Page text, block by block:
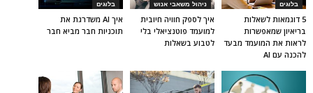
בלוגים
איך AI משדרגת את
תוכניות חבר מביא חבר
ניהול משאבי אנוש
איך לספק חוויה חיובית
למועמד פוטנציאלי בלי
לטבוע בשאלות
בלוגים
5 דוגמאות לשאלות
בריאיון שמאפשרות
לראות את המועמד מבעד
להכנה עם AI